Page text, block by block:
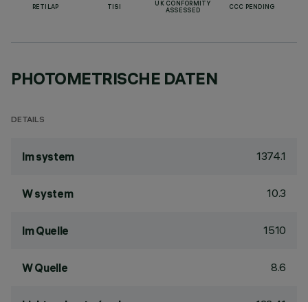
RETILAP TISI
UK CONFORMITY
ASSESSED
CCC PENDING
PHOTOMETRISCHE DATEN
DETAILS
lm system 1374.1
W system 10.3
lm Quelle 1510
W Quelle 8.6